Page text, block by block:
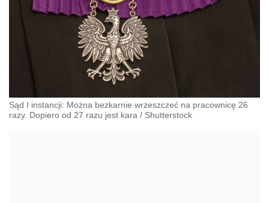
Sąd I instancji: Można bezkarnie wrzeszczeć na pracownicę 26
razy. Dopiero od 27 razu jest kara / Shutterstock